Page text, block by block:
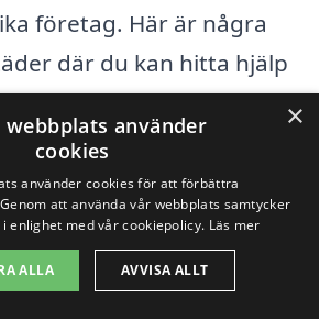
företag. Här är några
där du kan hitta hjälp
×
webbplats använder
cookies
använder cookies för att förbättra
att använda vår webbplats samtycker
enlighet med vår cookiepolicy. Läs mer
ALLA AVVISA ALLT